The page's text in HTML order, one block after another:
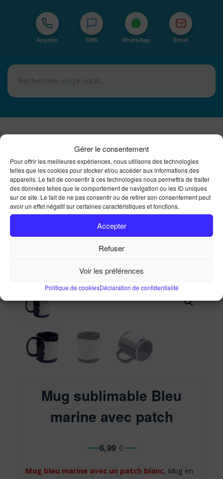
Gérer le consentement
Pour offrir les meilleures expériences, nous utilisons des technologies
telles que les cookies pour stocker et/ou accéder aux informations des
appareils. Le fait de consentir à ces technologies nous permettra de traiter
des données telles que le comportement de navigation ou les ID uniques
sur ce site. Le fait de ne pas consentir ou de retirer son consentement peut
avoir un effet négatif sur certaines caractéristiques et fonctions.
Accepter
Refuser
Voir les préférences
Politique de cookiesDéclaration de confidentialité
Appeler SMS WhatsApp Email
Basé à La Réunion · 974
Bureautique Reunion Ei
Intégrateur de solutions d'impression Bureautique et
DTF à la Réunion
Mug sublimable Bleu marine
Mug sublimable Bleu
marine avec patch
6,99 €
Mug bleu marine avec un patch blanc. Mug en